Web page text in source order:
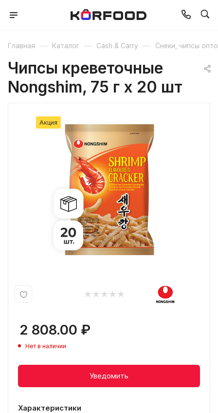
Главная — Каталог — Cash & Carry — Снеки, чипсы
Чипсы креветочные
Nongshim, 75 г х 20 шт
Акция
2 808.00 ₽
Нет в наличии
Уведомить
Характеристики